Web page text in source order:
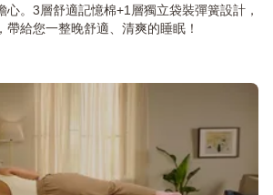
心。3層舒適記憶棉+1層獨立袋裝彈簧設計，
帶給您一整晚舒適、清爽的睡眠！